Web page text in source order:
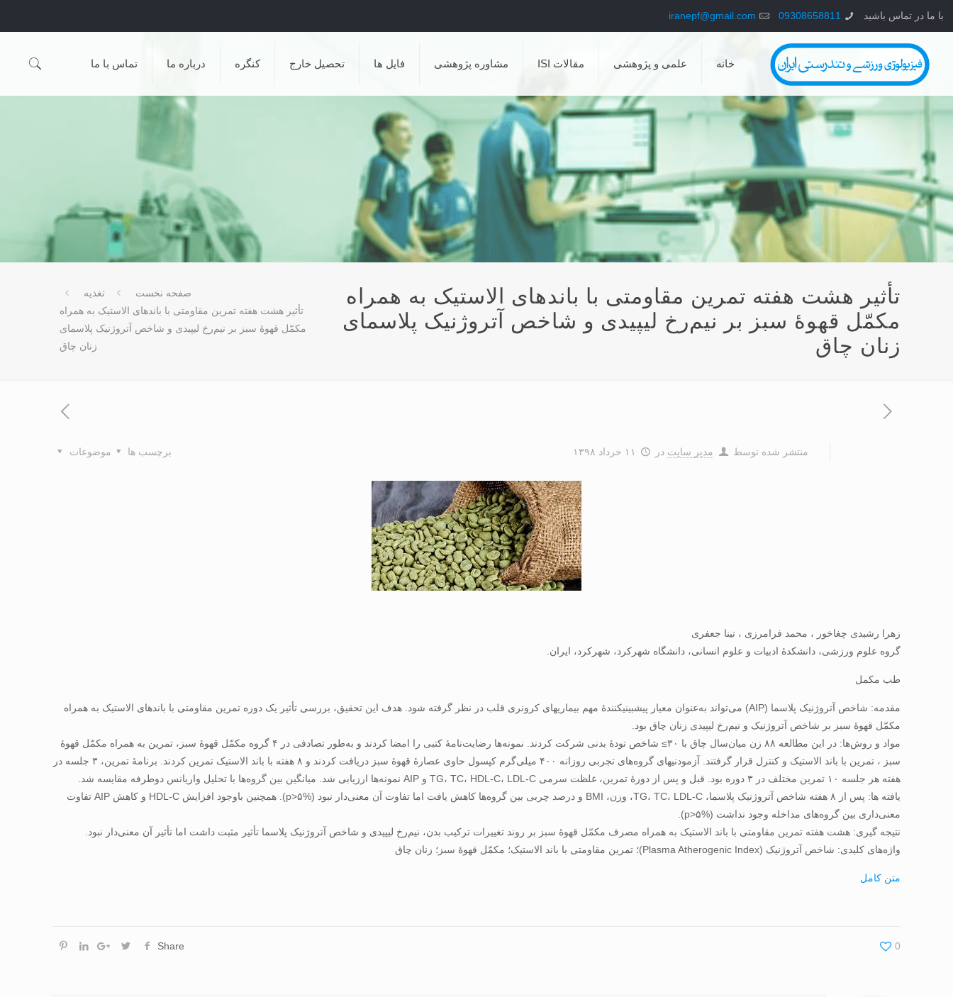
با ما در تماس باشید 09308658811
iranepf@gmail.com
خانه علمی و پژوهشی مقالات ISI مشاوره پژوهشی فایل ها تحصیل خارج کنگره درباره ما تماس با ما
تأثیر هشت هفته تمرین مقاومتی با باندهای الاستیک به همراه
مکمّل قهوۀ سبز بر نیم‌رخ لیپیدی و شاخص آتروژنیک پلاسمای
زنان چاق
صفحه نخست
تغذیه
تأثیر هشت هفته تمرین مقاومتی با باندهای الاستیک به همراه
مکمّل قهوۀ سبز بر نیم‌رخ لیپیدی و شاخص آتروژنیک پلاسمای
زنان چاق
منتشر شده توسط مدیر سایت در ۱۱ خرداد ۱۳۹۸ موضوعات برچسب ها
زهرا رشیدی چغاخور ، محمد فرامرزی ، تینا جعفری
گروه علوم ورزشی، دانشکدۀ ادبیات و علوم انسانی، دانشگاه شهرکرد، شهرکرد، ایران.
طب مکمل
مقدمه: شاخص آتروژنیک پلاسما (AIP) می‌تواند به‌عنوان معیار پیش­بینی­کنندۀ مهم بیماری­های کرونری قلب در نظر گرفته شود. هدف این تحقیق، بررسی تأثیر یک دوره تمرین مقاومتی با باندهای الاستیک به همراه
مکمّل قهوۀ سبز بر شاخص آتروژنیک و نیم‌رخ لیپیدی زنان چاق بود.
مواد و روش‌ها: در این مطالعه ۸۸ زن میان‌سال چاق با ۳۰≥ شاخص تودۀ ­بدنی شرکت کردند. نمونه‌ها رضایت‌نامۀ کتبی را امضا کردند و به‌طور تصادفی در ۴ گروه مکمّل قهوۀ سبز، تمرین به همراه مکمّل قهوۀ
سبز ، تمرین با باند الاستیک و کنترل قرار گرفتند. آزمودنی­های گروه‌های تجربی روزانه ۴۰۰ میلی‌گرم کپسول حاوی عصارۀ قهوۀ سبز دریافت کردند و ۸ هفته با باند الاستیک تمرین کردند. برنامۀ تمرین، ۳ جلسه در
هفته هر جلسه ۱۰ تمرین مختلف در ۳ دوره بود. قبل و پس از دورۀ تمرین، غلظت سرمی TG، TC، HDL-C، LDL-C و AIP نمونه‌ها ارزیابی شد. میانگین بین گروه‌ها با تحلیل واریانس دوطرفه مقایسه شد.
یافته ­ها: پس از ۸ هفته شاخص آتروژنیک پلاسما، TG، TC، LDL-C، وزن، BMI و درصد چربی بین گروه‌ها کاهش یافت اما تفاوت آن معنی‌دار نبود (%۵<p). همچنین باوجود افزایش HDL-C و کاهش AIP تفاوت
معنی‌داری بین گروه‌های مداخله وجود نداشت (%۵<p).
نتیجه ­گیری: هشت هفته تمرین مقاومتی با باند الاستیک به همراه مصرف مکمّل قهوۀ سبز بر روند تغییرات ترکیب بدن، نیم‌رخ لیپیدی و شاخص آتروژنیک پلاسما تأثیر مثبت داشت اما تأثیر آن معنی‌دار نبود.
واژه‌های کلیدی: شاخص آتروژنیک (Plasma Atherogenic Index)؛ تمرین مقاومتی با باند الاستیک؛ مکمّل قهوۀ سبز؛ زنان چاق
متن کامل
Share 0